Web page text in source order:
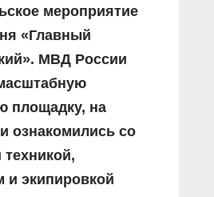
мероприятие
«Главный
МВД России
площадку, на
ознакомились со
и экипировкой